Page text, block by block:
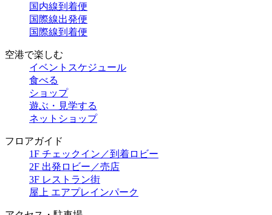
国内線到着便
国際線出発便
国際線到着便
空港で楽しむ
イベントスケジュール
食べる
ショップ
遊ぶ・見学する
ネットショップ
フロアガイド
1F チェックイン／到着ロビー
2F 出発ロビー／売店
3F レストラン街
屋上 エアプレインパーク